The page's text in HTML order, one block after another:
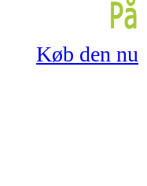
Køb den nu